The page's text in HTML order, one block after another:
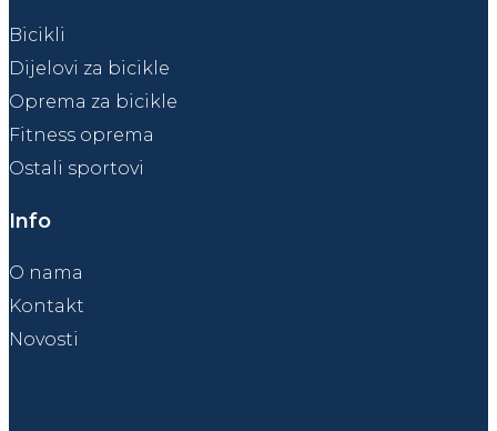
Bicikli
Dijelovi za bicikle
Oprema za bicikle
Fitness oprema
Ostali sportovi
Info
O nama
Kontakt
Novosti